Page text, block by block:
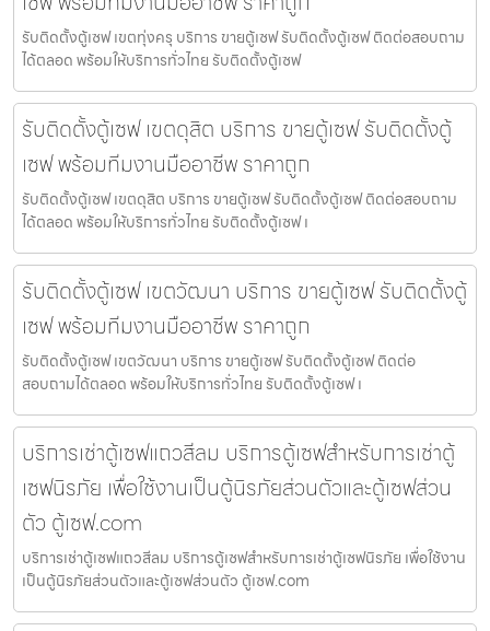
รับติดตั้งตู้เซฟ เขตทุ่งครุ บริการ ขายตู้เซฟ รับติดตั้งตู้เซฟ ติดต่อสอบถาม
ได้ตลอด พร้อมให้บริการทั่วไทย รับติดตั้งตู้เซฟ
รับติดตั้งตู้เซฟ เขตดุสิต บริการ ขายตู้เซฟ รับติดตั้งตู้
เซฟ พร้อมทีมงานมืออาชีพ ราคาถูก
รับติดตั้งตู้เซฟ เขตดุสิต บริการ ขายตู้เซฟ รับติดตั้งตู้เซฟ ติดต่อสอบถาม
ได้ตลอด พร้อมให้บริการทั่วไทย รับติดตั้งตู้เซฟ เ
รับติดตั้งตู้เซฟ เขตวัฒนา บริการ ขายตู้เซฟ รับติดตั้งตู้
เซฟ พร้อมทีมงานมืออาชีพ ราคาถูก
รับติดตั้งตู้เซฟ เขตวัฒนา บริการ ขายตู้เซฟ รับติดตั้งตู้เซฟ ติดต่อ
สอบถามได้ตลอด พร้อมให้บริการทั่วไทย รับติดตั้งตู้เซฟ เ
บริการเช่าตู้เซฟแถวสีลม บริการตู้เซฟสำหรับการเช่าตู้
เซฟนิรภัย เพื่อใช้งานเป็นตู้นิรภัยส่วนตัวและตู้เซฟส่วน
ตัว ตู้เซฟ.com
บริการเช่าตู้เซฟแถวสีลม บริการตู้เซฟสำหรับการเช่าตู้เซฟนิรภัย เพื่อใช้งาน
เป็นตู้นิรภัยส่วนตัวและตู้เซฟส่วนตัว ตู้เซฟ.com